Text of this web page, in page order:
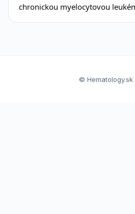
chronickou myelocytovou
© Hematology.sk